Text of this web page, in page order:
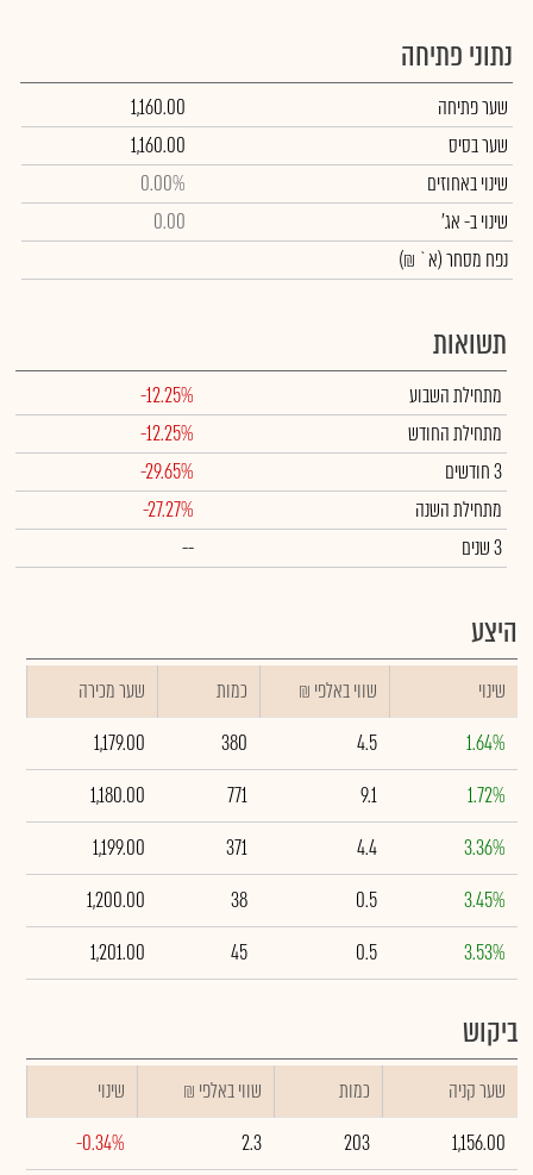
נתוני פתיחה
שער פתיחה
1,160.00
שער בסיס
1,160.00
שינוי באחוזים
0.00%
שינויב- אג'
0.00
נפח מסחר(א` ₪)
תשואות
מתחילת השבוע
-12.25%
מתחילת החודש
-12.25%
3 חודשים
-29.65%
מתחילת השנה
-27.27%
3 שנים
--
היצע
שינוי ₪ שווי באלפי כמות
שער מכירה
1.64%
4.5
380
1,179.00
1.72%
9.1
771
1,180.00
3.36%
4.4
371
1,199.00
3.45%
0.5
38
1,200.00
3.53%
0.5
45
1,201.00
ביקוש
שער קניה כמות ₪ שווי באלפי
שינוי
1,156.00
203
2.3
-0.34%